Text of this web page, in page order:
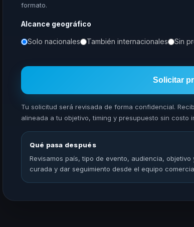
formato.
Alcance geográfico
Solo nacionales También internacionales Sin
Solicitar
Tu solicitud será revisada de forma confidencial.
alineada a tu objetivo, timing y presupuesto sin costo
Qué pasa después
Revisamos país, tipo de evento, audiencia,
curada y dar seguimiento desde el equipo